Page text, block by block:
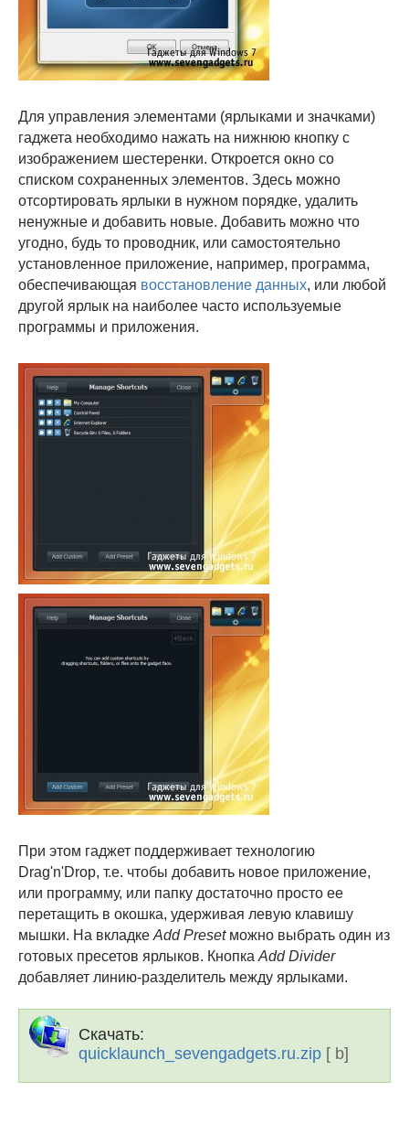
Для управления элементами (ярлыками и значками)
гаджета необходимо нажать на нижнюю кнопку с
изображением шестеренки. Откроется окно со
списком сохраненных элементов. Здесь можно
отсортировать ярлыки в нужном порядке, удалить
ненужные и добавить новые. Добавить можно что
угодно, будь то проводник, или самостоятельно
установленное приложение, например, программа,
обеспечивающая восстановление данных, или любой
другой ярлык на наиболее часто используемые
программы и приложения.
При этом гаджет поддерживает технологию
Drag'n'Drop, т.е. чтобы добавить новое приложение,
или программу, или папку достаточно просто ее
перетащить в окошка, удерживая левую клавишу
мышки. На вкладке Add Presetможно выбрать один из
готовых пресетов ярлыков. Кнопка Add Divider
добавляет линию-разделитель между ярлыками.
Скачать:
quicklaunch_sevengadgets.ru.zip [ b]